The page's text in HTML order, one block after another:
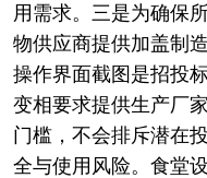
用需求。三是为确保
物供应商提供加盖制
操作界面截图是招投
变相要求提供生产厂
门槛，不会排斥潜在
全与使用风险。食堂